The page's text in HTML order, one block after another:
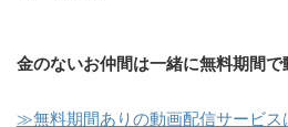
金のないお仲間は一緒に無料期間で
≫無料期間ありの動画配信サービス